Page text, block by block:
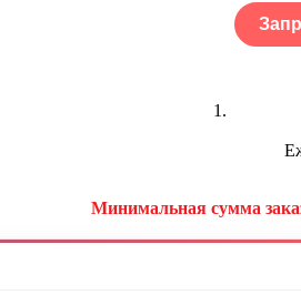
Минимальная сумма